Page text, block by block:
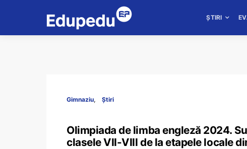
ȘTIRI
Gimnaziu Știri
Olimpiada de limba engleză 2024.
clasele VII-VIII de la etapele locale